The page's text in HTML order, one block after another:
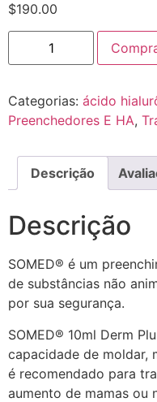
$190.00
Categorias: ácido
Preenchedores E HA,
Descrição
Descrição
SOMED® é um
de substâncias não
por sua segurança.
SOMED® 10ml Derm
capacidade de moldar,
é recomendado para
aumento de mamas ou